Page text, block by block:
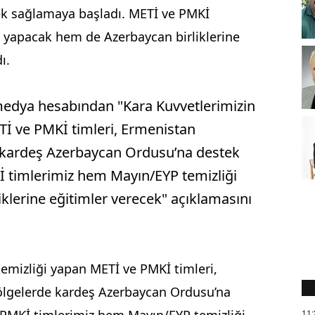
sağlamaya başladı. METİ ve PMKİ
hem de Azerbaycan birliklerine
hesabından "Kara Kuvvetlerimizin
ve PMKİ timleri, Ermenistan
Azerbaycan Ordusu’na destek
timlerimiz hem Mayın/EYP temizliği
eğitimler verecek" açıklamasını
yapan METİ ve PMKİ timleri,
kardeş Azerbaycan Ordusu’na